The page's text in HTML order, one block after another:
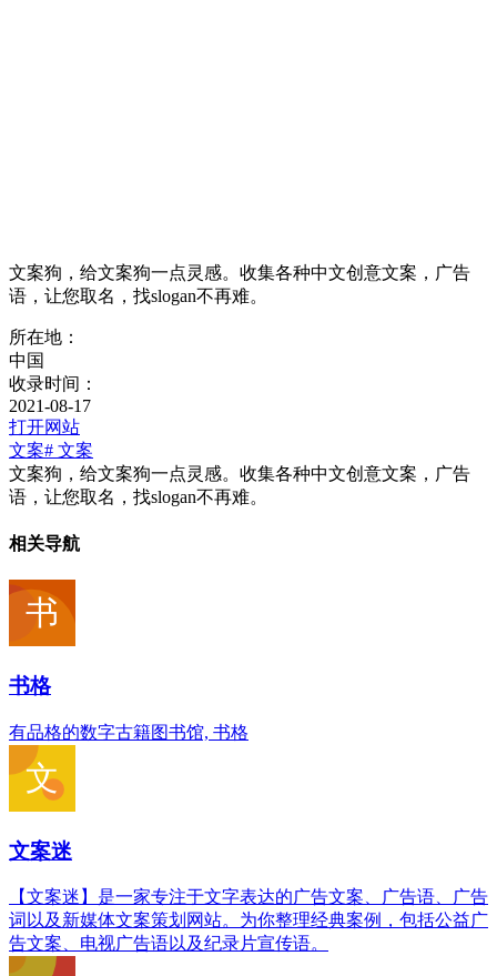
文案狗，给文案狗一点灵感。收集各种中文创意文案，广告
语，让您取名，找slogan不再难。
所在地：
中国
收录时间：
2021-08-17
打开网站
文案# 文案
文案狗，给文案狗一点灵感。收集各种中文创意文案，广告
语，让您取名，找slogan不再难。
相关导航
书格
有品格的数字古籍图书馆, 书格
文案迷
【文案迷】是一家专注于文字表达的广告文案、广告语、广告
词以及新媒体文案策划网站。为你整理经典案例，包括公益广
告文案、电视广告语以及纪录片宣传语。